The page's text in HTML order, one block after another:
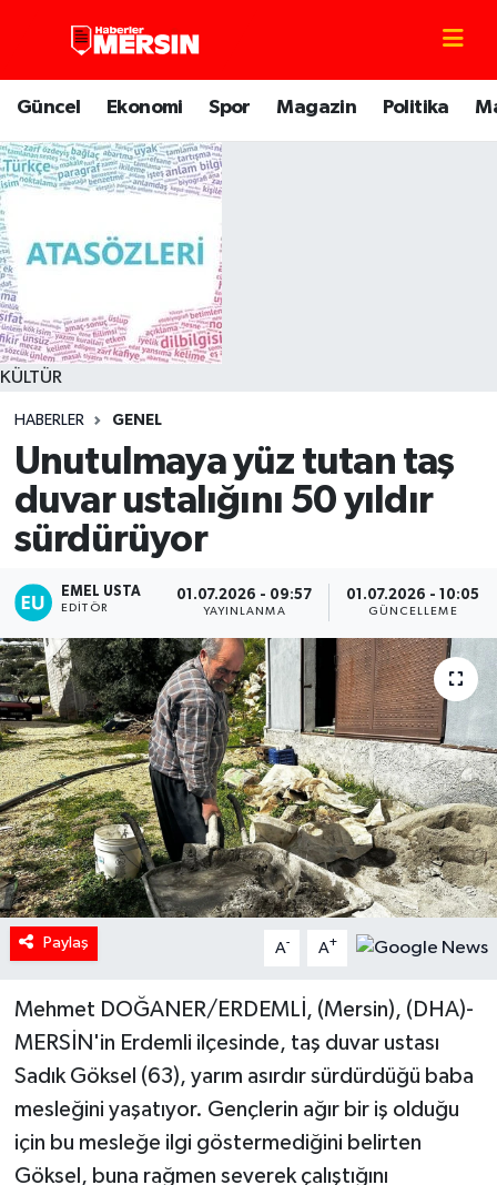
Güncel Ekonomi Spor Magazin Politika
KÜLTÜR
HABERLER GENEL
Unutulmaya yüz tutan taş
duvar ustalığını 50 yıldır
sürdürüyor
EMEL USTA
EDITÖR
01.07.2026 - 09:57
YAYINLANMA
01.07.2026 - 10:05
GÜNCELLEME
Paylaş A- A+
Mehmet DOĞANER/ERDEMLİ, (Mersin), (DHA)-
MERSİN'in Erdemli ilçesinde, taş duvar ustası
Sadık Göksel (63), yarım asırdır sürdürdüğü baba
mesleğini yaşatıyor. Gençlerin ağır bir iş olduğu
için bu mesleğe ilgi göstermediğini belirten
Göksel, buna rağmen severek çalıştığını
Mersin Nöbetçi Eczaneler
Mersin Hava Durumu
Mersin Trafik Yoğunluk Haritası
Süper Lig Puan Durumu ve Fikstür
Tüm Manşetler
Son Dakika Haberleri
Haber Arşivi